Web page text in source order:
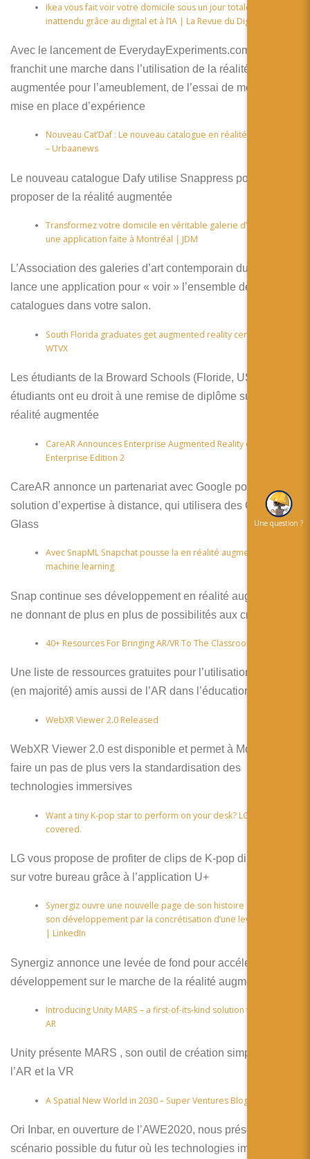
Ikea vous fait voir votre domicile sous un jour totalement
inattendu grâce au digital et à l’IA | La Revue du Digital
Avec le lancement de EverydayExperiments.com IKEA
franchit une marche dans l’utilisation de la réalité
augmentée pour l’ameublement, de l’essai de meubles à la
mise en place d’expérience
Nouveau Cat’Daf : Le nouveau catalogue en réalité augmentée
– Urbaanews
Le nouveau catalogue Dafy utilise Snappress pour
proposer de la réalité augmentée
Transformez votre domicile en véritable galerie d’art grâce à
une application faite à Montréal | JDM
L’Association des galeries d’art contemporain du Canada
lance une application pour « voir » l’ensemble de leurs
catalogues dans votre salon.
South Florida graduates get augmented reality ceremony |
WTVX
Les étudiants de la Broward Schools (Floride, USA) les
étudiants ont eu droit à une remise de diplôme surprise en
réalité augmentée
CareAR Announces Enterprise Augmented Reality on Glass
Enterprise Edition 2
CareAR annonce un partenariat avec Google pour sa
solution d’expertise à distance, qui utilisera des Google
Glass
Avec SnapML Snapchat pousse la en réalité augmentée avec le
machine learning
Snap continue ses développement en réalité augmentée
ne donnant de plus en plus de possibilités aux créateurs
40+ Resources For Bringing AR/VR To The Classroom – VRFocus
Une liste de ressources gratuites pour l’utilisation de la VR
(en majorité) amis aussi de l’AR dans l’éducation.
WebXR Viewer 2.0 Released
WebXR Viewer 2.0 est disponible et permet à Mozilla de
faire un pas de plus vers la standardisation des
technologies immersives
Want a tiny K-pop star to perform on your desk? LG U+ has you
covered.
LG vous propose de profiter de clips de K-pop directement
sur votre bureau grâce à l’application U+
Synergiz ouvre une nouvelle page de son histoire et accélère
son développement par la concrétisation d’une levée de fonds
| LinkedIn
Synergiz annonce une levée de fond pour accélerer son
développement sur le marche de la réalité augmentée
Introducing Unity MARS – a first-of-its-kind solution for intelligent
AR
Unity présente MARS , son outil de création simplifié pour
l’AR et la VR
A Spatial New World in 2030 – Super Ventures Blog – Medium
Ori Inbar, en ouverture de l’AWE2020, nous présente un
scénario possible du futur où les technologies immersives
Une question ?